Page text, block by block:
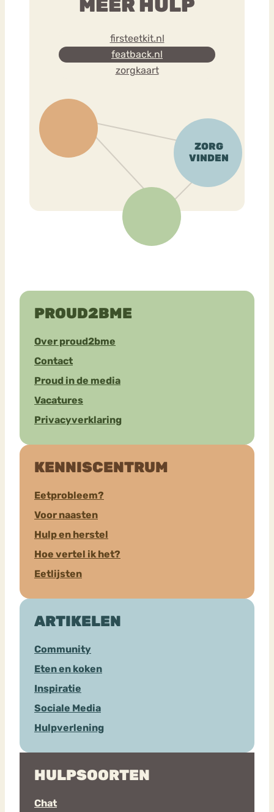
MEER HULP
firsteetkit.nl
featback.nl
zorgkaart
PROUD2BME
Over proud2bme
Contact
Proud in de media
Vacatures
Privacyverklaring
KENNISCENTRUM
Eetprobleem?
Voor naasten
Hulp en herstel
Hoe vertel ik het?
Eetlijsten
ARTIKELEN
Community
Eten en koken
Inspiratie
Sociale Media
Hulpverlening
HULPSOORTEN
Chat